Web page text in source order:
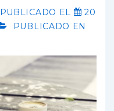
PUBLICADO EL
20
PUBLICADO EN